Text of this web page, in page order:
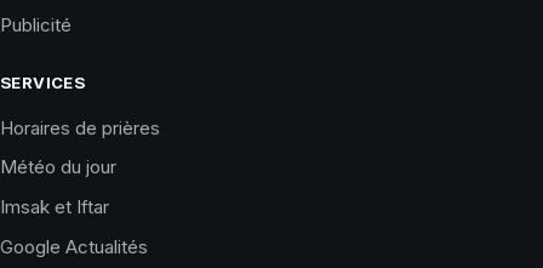
Publicité
SERVICES
Horaires de prières
Météo du jour
Imsak et Iftar
Google Actualités